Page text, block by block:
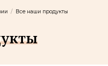
Все наши продукты